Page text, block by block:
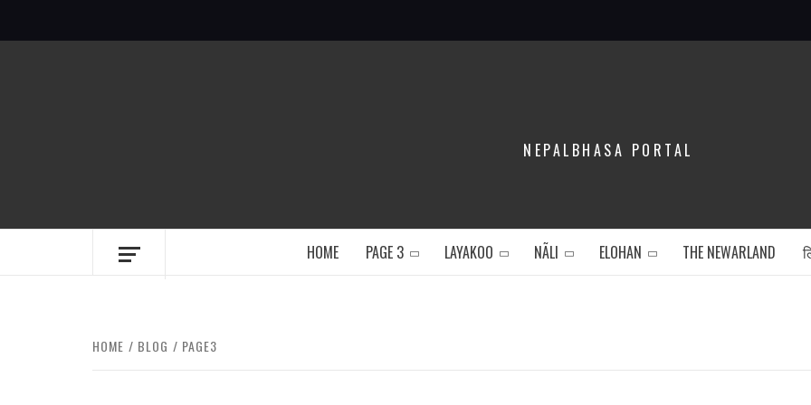
NEPALBHASA PORTAL
HOME PAGE 3 LAYAKOO NÃLI ELOHAN THE NEWARLAND
HOME BLOG PAGE3